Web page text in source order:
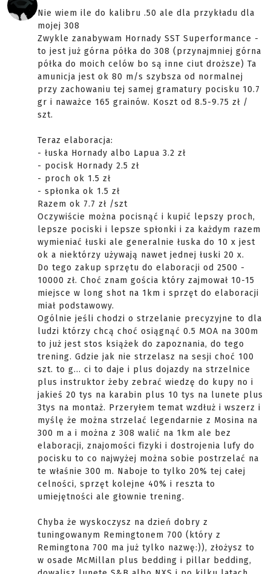
Nie wiem ile do kalibru .50 ale dla przykładu dla
mojej 308
Zwykle zanabywam Hornady SST Superformance -
to jest już górna półka do 308 (przynajmniej górna
półka do moich celów bo są inne ciut droższe) Ta
amunicja jest ok 80 m/s szybsza od normalnej
przy zachowaniu tej samej gramatury pocisku 10.7
gr i naważce 165 grainów. Koszt od 8.5-9.75 zł /
szt.
Teraz elaboracja:
- łuska Hornady albo Lapua 3.2 zł
- pocisk Hornady 2.5 zł
- proch ok 1.5 zł
- spłonka ok 1.5 zł
Razem ok 7.7 zł /szt
Oczywiście można pocisnąć i kupić lepszy proch,
lepsze pociski i lepsze spłonki i za każdym razem
wymieniać łuski ale generalnie łuska do 10 x jest
ok a niektórzy używają nawet jednej łuski 20 x.
Do tego zakup sprzętu do elaboracji od 2500 -
10000 zł. Choć znam gościa który zajmował 10-15
miejsce w long shot na 1km i sprzęt do elaboracji
miał podstawowy.
Ogólnie jeśli chodzi o strzelanie precyzyjne to dla
ludzi którzy chcą choć osiągnąć 0.5 MOA na 300m
to już jest stos książek do zapoznania, do tego
trening. Gdzie jak nie strzelasz na sesji choć 100
szt. to g... ci to daje i plus dojazdy na strzelnice
plus instruktor żeby zebrać wiedzę do kupy no i
jakieś 20 tys na karabin plus 10 tys na lunete plus
3tys na montaż. Przeryłem temat wzdłuż i wszerz i
myślę że można strzelać legendarnie z Mosina na
300 m a i można z 308 walić na 1km ale bez
elaboracji, znajomości fizyki i dostrojenia lufy do
pocisku to co najwyżej można sobie postrzelać na
te właśnie 300 m. Naboje to tylko 20% tej całej
celności, sprzęt kolejne 40% i reszta to
umiejętności ale głownie trening.
Chyba że wyskoczysz na dzień dobry z
tuningowanym Remingtonem 700 (który z
Remingtona 700 ma już tylko nazwę:)), złożysz to
w osade McMillan plus bedding i pillar bedding,